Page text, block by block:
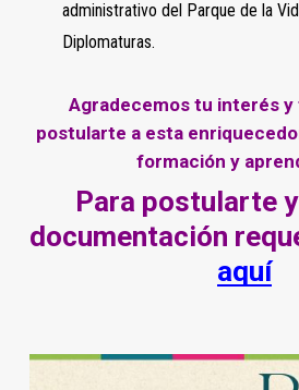
administrativo del Parque de la
Diplomaturas.
Agradecemos tu interés y
postularte a esta
formación y
Para postularte
documentación
aquí